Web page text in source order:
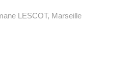
LESCOT, Marseille